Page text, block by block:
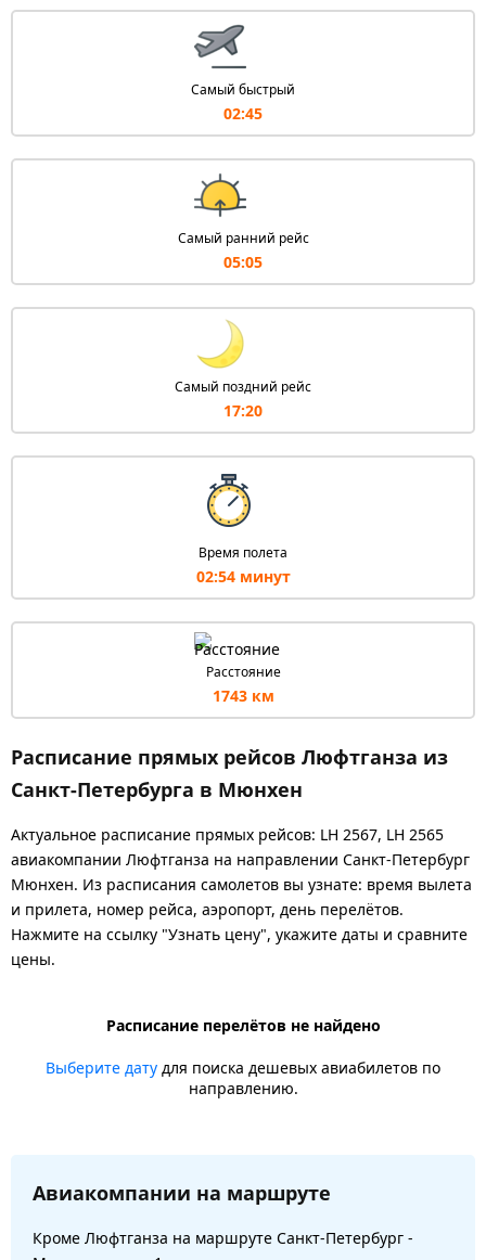
Самый быстрый
02:45
Самый ранний рейс
05:05
Самый поздний рейс
17:20
Время полета
02:54 минут
Расстояние
1743 км
Расписание прямых рейсов Люфтганза из
Санкт-Петербурга в Мюнхен
Актуальное расписание прямых рейсов: LH 2567, LH 2565
авиакомпании Люфтганза на направлении Санкт-Петербург
Мюнхен. Из расписания самолетов вы узнате: время вылета
и прилета, номер рейса, аэропорт, день перелётов.
Нажмите на ссылку "Узнать цену", укажите даты и сравните
цены.
Расписание перелётов не найдено
Выберите дату для поиска дешевых авиабилетов по
направлению.
Авиакомпании на маршруте
Кроме Люфтганза на маршруте Санкт-Петербург -